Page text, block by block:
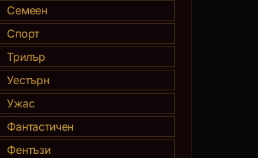
Семеен
Спорт
Трилър
Уестърн
Ужас
Фантастичен
Фентъзи